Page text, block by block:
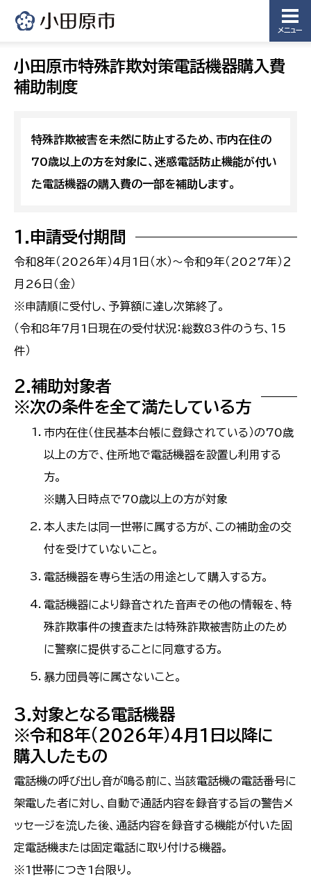
メニュー
小田原市特殊詐欺対策電話機器購入費
補助制度
特殊詐欺被害を未然に防止するため、市内在住の
70歳以上の方を対象に、迷惑電話防止機能が付い
た電話機器の購入費の一部を補助します。
1.申請受付期間
令和８年（2026年）4月1日（水）～令和9年（2027年）２
月26日（金）
※申請順に受付し、予算額に達し次第終了。
（令和8年７月1日現在の受付状況：総数83件のうち、１5
件）
2.補助対象者
※次の条件を全て満たしている方
市内在住（住民基本台帳に登録されている）の70歳
以上の方で、住所地で電話機器を設置し利用する
方。
※購入日時点で70歳以上の方が対象
本人または同一世帯に属する方が、この補助金の交
付を受けていないこと。
電話機器を専ら生活の用途として購入する方。
電話機器により録音された音声その他の情報を、特
殊詐欺事件の捜査または特殊詐欺被害防止のため
に警察に提供することに同意する方。
暴力団員等に属さないこと。
3.対象となる電話機器
※令和８年(2026年)4月1日以降に
購入したもの
電話機の呼び出し音が鳴る前に、当該電話機の電話番号に
架電した者に対し、自動で通話内容を録音する旨の警告メ
ッセージを流した後、通話内容を録音する機能が付いた固
定電話機または固定電話に取り付ける機器。
※1世帯につき1台限り。